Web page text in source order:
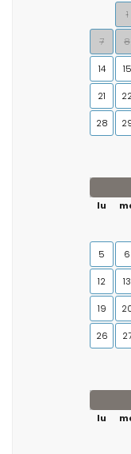
1
7 8
14 15
21
28
lu
5 6
12 13
19
26
lu